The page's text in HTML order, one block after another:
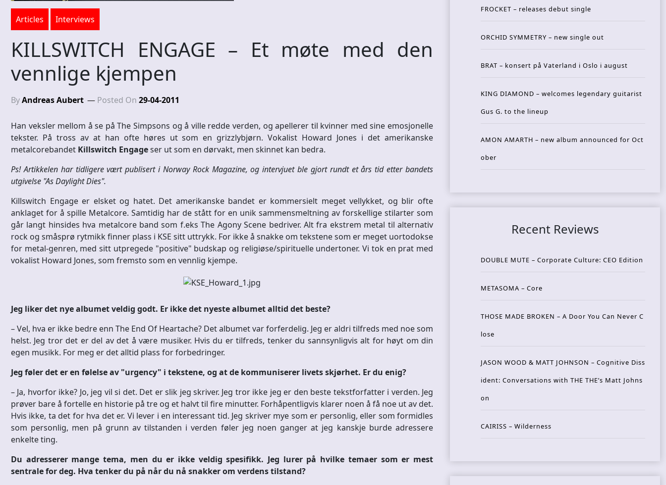
Articles Interviews
KILLSWITCH ENGAGE – Et møte med den
vennlige kjempen
ByAndreas Aubert Posted On 29-04-2011
Han veksler mellom å se på The Simpsons og å ville redde verden, og apellerer til kvinner med sine emosjonelle
tekster. På tross av at han ofte høres ut som en grizzlybjørn. Vokalist Howard Jones i det amerikanske
metalcorebandet Killswitch Engageser ut som en dørvakt, men skinnet kan bedra.
Ps! Artikkelen har tidligere vært publisert i Norway Rock Magazine, og intervjuet ble gjort rundt et års tid etter bandets
utgivelse "As Daylight Dies".
Killswitch Engage er elsket og hatet. Det amerikanske bandet er kommersielt meget vellykket, og blir ofte
anklaget for å spille Metalcore. Samtidig har de stått for en unik sammensmeltning av forskellige stilarter som
går langt hinsides hva metalcore band som f.eks The Agony Scene bedriver. Alt fra ekstrem metal til alternativ
rock og småsprø rytmikk finner plass i KSE sitt uttrykk. For ikke å snakke om tekstene som er meget uortodokse
for metal-genren, med sitt utpregede "positive" budskap og religiøse/spirituelle undertoner. Vi tok en prat med
vokalist Howard Jones, som fremsto som en vennlig kjempe.
Jeg liker det nye albumet veldig godt. Er ikke det nyeste albumet alltid det beste?
– Vel, hva er ikke bedre enn The End Of Heartache? Det albumet var forferdelig. Jeg er aldri tilfreds med noe som
helst. Jeg tror det er del av det å være musiker. Hvis du er tilfreds, tenker du sannsynligvis alt for høyt om din
egen musikk. For meg er det alltid plass for forbedringer.
Jeg føler det er en følelse av "urgency" i tekstene, og at de kommuniserer livets skjørhet. Er du enig?
– Ja, hvorfor ikke? Jo, jeg vil si det. Det er slik jeg skriver. Jeg tror ikke jeg er den beste tekstforfatter i verden. Jeg
prøver bare å fortelle en historie på tre og et halvt til fire minutter. Forhåpentligvis klarer noen å få noe ut av det.
Hvis ikke, ta det for hva det er. Vi lever i en interessant tid. Jeg skriver mye som er personlig, eller som formidles
som personlig, men på grunn av tilstanden i verden føler jeg noen ganger at jeg kanskje burde adressere
enkelte ting.
Du adresserer mange tema, men du er ikke veldig spesifikk. Jeg lurer på hvilke temaer som er mest
sentrale for deg. Hva tenker du på når du nå snakker om verdens tilstand?
FROCKET – releases debut single
ORCHID SYMMETRY – new single out
BRAT – konsert på Vaterland i Oslo i august
KING DIAMOND – welcomes legendary guitarist
Gus G. to the lineup
AMON AMARTH – new album announced for Oct
ober
Recent Reviews
DOUBLE MUTE – Corporate Culture: CEO Edition
METASOMA – Core
THOSE MADE BROKEN – A Door You Can Never C
lose
JASON WOOD & MATT JOHNSON – Cognitive Diss
ident: Conversations with THE THE’s Matt Johns
on
CAIRISS – Wilderness